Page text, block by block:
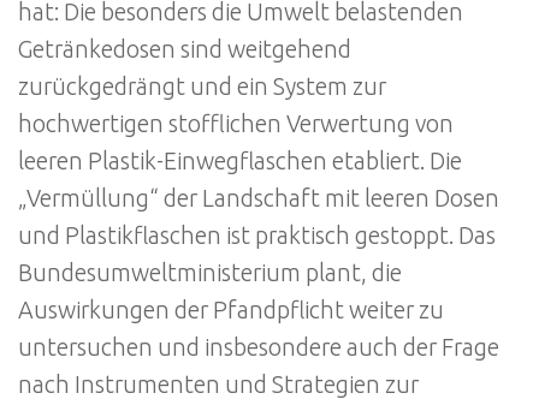
hat: Die besonders die Umwelt belastenden
Getränkedosen sind weitgehend
zurückgedrängt und ein System zur
hochwertigen stofflichen Verwertung von
leeren Plastik-Einwegflaschen etabliert. Die
„Vermüllung“ der Landschaft mit leeren Dosen
und Plastikflaschen ist praktisch gestoppt. Das
Bundesumweltministerium plant, die
Auswirkungen der Pfandpflicht weiter zu
untersuchen und insbesondere auch der Frage
nach Instrumenten und Strategien zur